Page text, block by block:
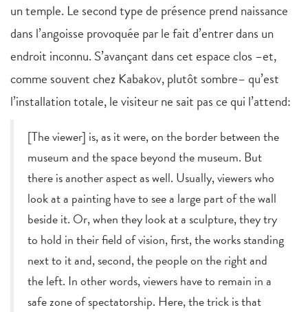
un temple. Le second type de présence prend naissance
dans l’angoisse provoquée par le fait d’entrer dans un
endroit inconnu. S’avançant dans cet espace clos –et,
comme souvent chez Kabakov, plutôt sombre– qu’est
l’installation totale, le visiteur ne sait pas ce qui l’attend:
[The viewer] is, as it were, on the border between the
museum and the space beyond the museum. But
there is another aspect as well. Usually, viewers who
look at a painting have to see a large part of the wall
beside it. Or, when they look at a sculpture, they try
to hold in their field of vision, first, the works standing
next to it and, second, the people on the right and
the left. In other words, viewers have to remain in a
safe zone of spectatorship. Here, the trick is that